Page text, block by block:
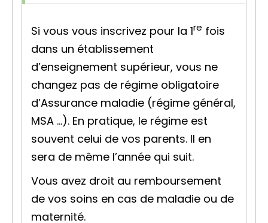
Si vous vous inscrivez pour la 1re fois
dans un établissement
d’enseignement supérieur, vous ne
changez pas de régime obligatoire
d’Assurance maladie (régime général,
MSA …). En pratique, le régime est
souvent celui de vos parents. Il en
sera de même l’année qui suit.
Vous avez droit au remboursement
de vos soins en cas de maladie ou de
maternité.